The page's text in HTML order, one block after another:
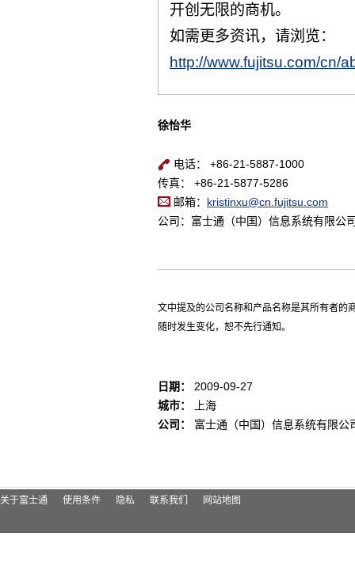
开创无限的商机。
如需更多资讯，请浏览：
http://www.fujitsu.com/cn/
徐怡华
电话： +86-21-5887-1000
传真： +86-21-5877-5286
邮箱： kristinxu@cn.fujitsu.com
公司：富士通（中国）信息系统有限公
文中提及的公司名称和产品名称是其所有者的
随时发生变化，恕不先行通知。
日期：
2009-09-27
城市：
上海
公司：
富士通（中国）信息系统有限公
关于富士通 使用条件 隐私 联系我们 网站地图